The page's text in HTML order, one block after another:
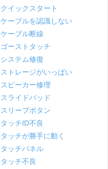
クイックスタート
ケーブルを認識しない
ケーブル断線
ゴーストタッチ
システム修復
ストレージがいっぱい
スピーカー修理
スライドパッド
スリープボタン
タッチID不良
タッチが勝手に動く
タッチパネル
タッチ不良